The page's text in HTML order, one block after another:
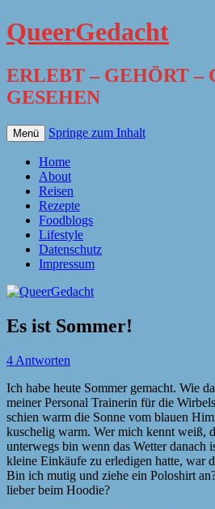
QueerGedacht
ERLEBT – GEHÖRT –
GESEHEN
Menü Springe zum Inhalt
Home
About
Reisen
Rezepte
Foodblogs
Lifestyle
Datenschutz
Impressum
Es ist Sommer!
4 Antworten
Ich habe heute Sommer gemacht. Wie
meiner Personal Trainerin für die
schien warm die Sonne vom blauen
kuschelig warm. Wer mich kennt weiß,
unterwegs bin wenn das Wetter danach
kleine Einkäufe zu erledigen hatte, war
Bin ich mutig und ziehe ein Poloshirt
lieber beim Hoodie?